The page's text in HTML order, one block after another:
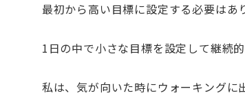
最初から高い目標に設定する必要はあ
1日の中で小さな目標を設定して継続
私は、気が向いた時にウォーキングに